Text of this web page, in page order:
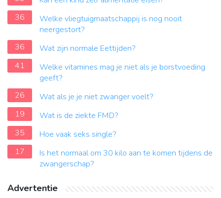
36
Welke vliegtuigmaatschappij is nog nooit
neergestort?
36
Wat zijn normale Eettijden?
41
Welke vitamines mag je niet als je borstvoeding
geeft?
26
Wat als je je niet zwanger voelt?
19
Wat is de ziekte FMD?
35
Hoe vaak seks single?
17
Is het normaal om 30 kilo aan te komen tijdens de
zwangerschap?
Advertentie